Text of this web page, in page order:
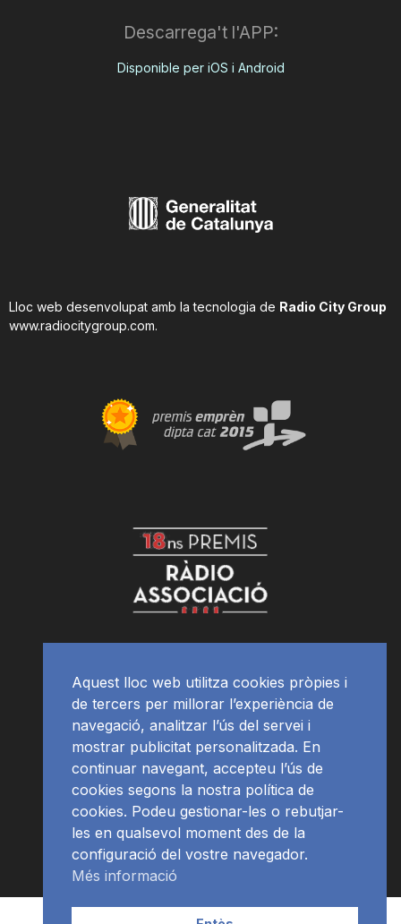
Descarrega't l'APP:
Disponible per iOS i Android
Lloc web desenvolupat amb la tecnologia de Radio City Group
www.radiocitygroup.com.
APP Programació
Aquest lloc web utilitza cookies pròpies i
de tercers per millorar l’experiència de
navegació, analitzar l’ús del servei i
mostrar publicitat personalitzada. En
continuar navegant, accepteu l’ús de
cookies segons la nostra política de
cookies. Podeu gestionar-les o rebutjar-
les en qualsevol moment des de la
configuració del vostre navegador.
Més informació